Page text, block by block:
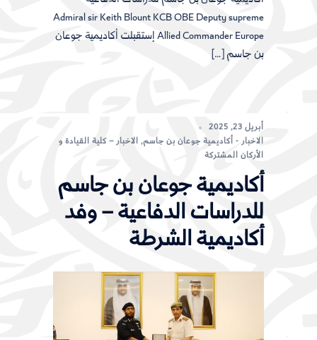
Admiral sir Keith Blount KCB OBE Deputy supreme
Allied Commander Europe إستقبلت أكاديمية جوعان
بن جاسم […]
أبريل 23, 2025
الاخبار - أكاديمية جوعان بن جاسم, الاخبار – كلية القيادة و
الأركان المشتركة
أكاديمية جوعان بن جاسم
للدراسات الدفاعية – وفد
أكاديمية الشرطة